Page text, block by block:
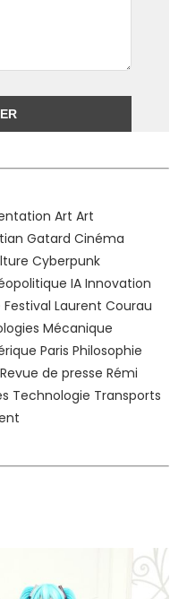
Art Art
Gatard Cinéma
Cyberpunk
IA Innovation
Festival Laurent Courau
Mécanique
Paris Philosophie
Revue de presse Rémi
Technologie Transports